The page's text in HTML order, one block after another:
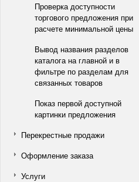
Проверка доступности
торгового предложения при
расчете минимальной цены
Вывод названия разделов
каталога на главной и в
фильтре по разделам для
связанных товаров
Показ первой доступной
картинки предложения
Перекрестные продажи
Оформление заказа
Услуги